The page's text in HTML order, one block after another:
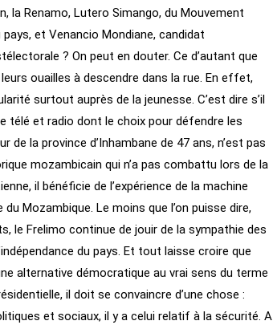
la Renamo, Lutero Simango, du Mouvement
et Venancio Mondiane, candidat
? On peut en douter. Ce d’autant que
ouailles à descendre dans la rue. En effet,
surtout auprès de la jeunesse. C’est dire s’il
télé et radio dont le choix pour défendre les
la province d’Inhambane de 47 ans, n’est pas
mozambicain qui n’a pas combattu lors de la
il bénéficie de l’expérience de la machine
Mozambique. Le moins que l’on puisse dire,
le Frelimo continue de jouir de la sympathie des
du pays. Et tout laisse croire que
alternative démocratique au vrai sens du terme
il doit se convaincre d’une chose :
et sociaux, il y a celui relatif à la sécurité. A